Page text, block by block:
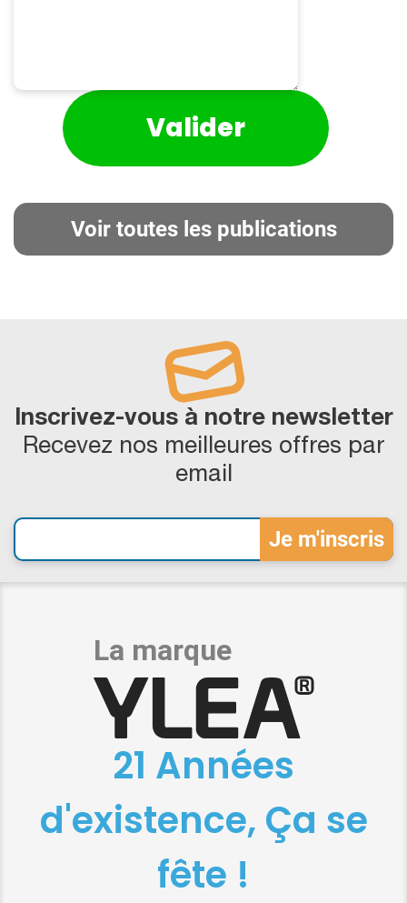
Voir toutes les publications
Inscrivez-vous à notre newsletter
Recevez nos meilleures offres par
email
21 Années
d'existence, Ça se
fête !